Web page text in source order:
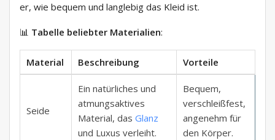
er, wie bequem und langlebig das Kleid ist.
📊 Tabelle beliebter Materialien:
Material Beschreibung Vorteile
Seide
Ein natürliches und
atmungsaktives
Material, das Glanz
und Luxus verleiht.
Bequem,
verschleißfest,
angenehm für
den Körper.